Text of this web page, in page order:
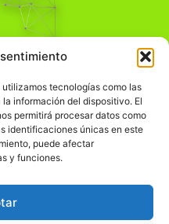
tecnologías como las
información del dispositivo. El
permitirá procesar datos como
identificaciones únicas en este
puede afectar
y funciones.
Crítico
transformarlo.